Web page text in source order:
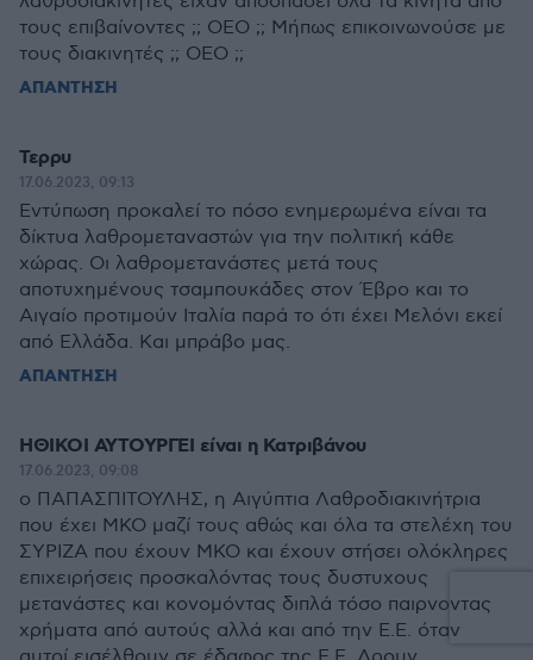
τους επιβαίνοντες ;; ΟΕΟ ;; Μήπως επικοινωνούσε με
τους διακινητές ;; ΟΕΟ ;;
ΑΠΑΝΤΗΣΗ
Τερρυ
17.06.2023, 09:13
Εντύπωση προκαλεί το πόσο ενημερωμένα είναι τα
δίκτυα λαθρομεταναστών για την πολιτική κάθε
χώρας. Οι λαθρομετανάστες μετά τους
αποτυχημένους τσαμπουκάδες στον Έβρο και το
Αιγαίο προτιμούν Ιταλία παρά το ότι έχει Μελόνι εκεί
από Ελλάδα. Και μπράβο μας.
ΑΠΑΝΤΗΣΗ
ΗΘΙΚΟΙ ΑΥΤΟΥΡΓΕΙ είναι η Κατριβάνου
17.06.2023, 09:08
ο ΠΑΠΑΣΠΙΤΟΥΛΗΣ, η Αιγύπτια Λαθροδιακινήτρια
που έχει ΜΚΟ μαζί τους αθώς και όλα τα στελέχη του
ΣΥΡΙΖΑ που έχουν ΜΚΟ και έχουν στήσει ολόκληρες
επιχειρήσεις προσκαλόντας τους δυστυχους
μετανάστες και κονομόντας διπλά τόσο παιρνοντας
χρήματα από αυτούς αλλά και από την Ε.Ε. όταν